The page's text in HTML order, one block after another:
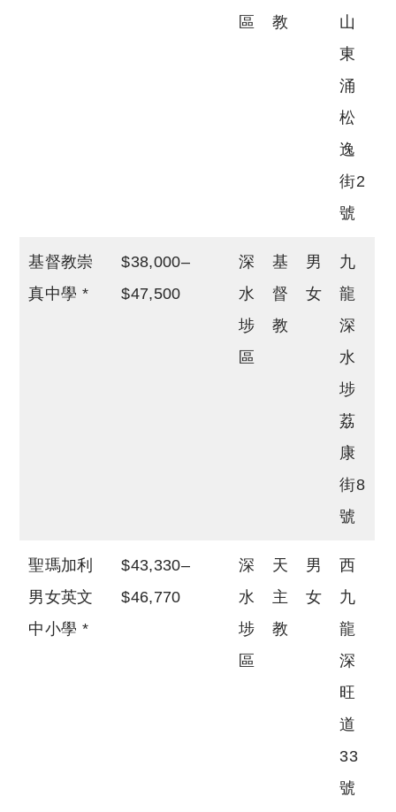
區
教
山
東
涌
松
逸
街2
號
基督教崇
真中學 *
$38,000–
$47,500
深
水
埗
區
基
督
教
男
女
九
龍
深
水
埗
荔
康
街8
號
聖瑪加利
男女英文
中小學 *
$43,330–
$46,770
深
水
埗
區
天
主
教
男
女
西
九
龍
深
旺
道
33
號